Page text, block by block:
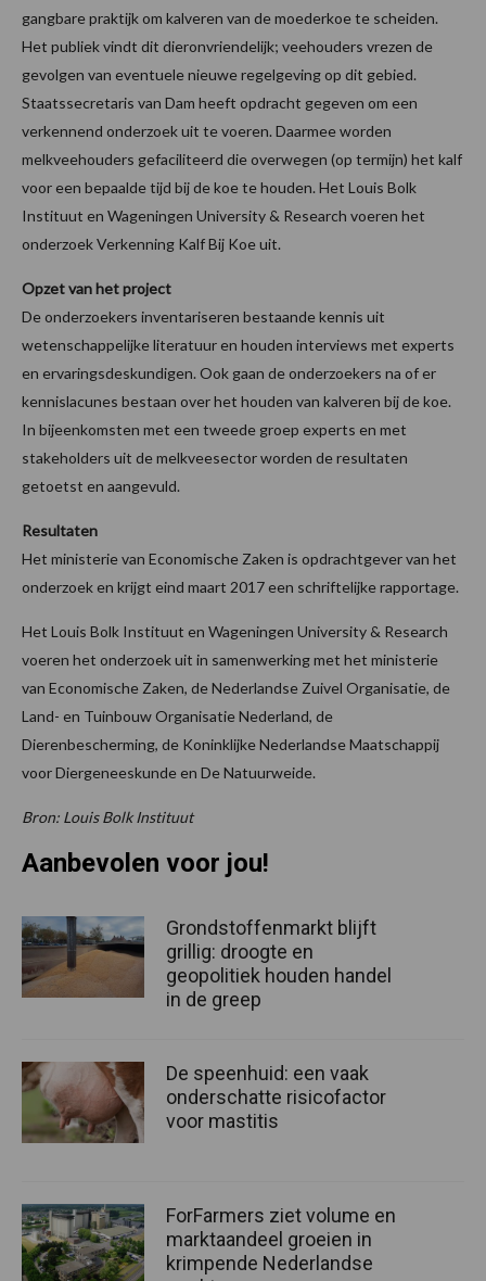
gangbare praktijk om kalveren van de moederkoe te scheiden.
Het publiek vindt dit dieronvriendelijk; veehouders vrezen de
gevolgen van eventuele nieuwe regelgeving op dit gebied.
Staatssecretaris van Dam heeft opdracht gegeven om een
verkennend onderzoek uit te voeren. Daarmee worden
melkveehouders gefaciliteerd die overwegen (op termijn) het kalf
voor een bepaalde tijd bij de koe te houden. Het Louis Bolk
Instituut en Wageningen University & Research voeren het
onderzoek Verkenning Kalf Bij Koe uit.
Opzet van het project
De onderzoekers inventariseren bestaande kennis uit
wetenschappelijke literatuur en houden interviews met experts
en ervaringsdeskundigen. Ook gaan de onderzoekers na of er
kennislacunes bestaan over het houden van kalveren bij de koe.
In bijeenkomsten met een tweede groep experts en met
stakeholders uit de melkveesector worden de resultaten
getoetst en aangevuld.
Resultaten
Het ministerie van Economische Zaken is opdrachtgever van het
onderzoek en krijgt eind maart 2017 een schriftelijke rapportage.
Het Louis Bolk Instituut en Wageningen University & Research
voeren het onderzoek uit in samenwerking met het ministerie
van Economische Zaken, de Nederlandse Zuivel Organisatie, de
Land- en Tuinbouw Organisatie Nederland, de
Dierenbescherming, de Koninklijke Nederlandse Maatschappij
voor Diergeneeskunde en De Natuurweide.
Bron: Louis Bolk Instituut
Aanbevolen voor jou!
Grondstoffenmarkt blijft
grillig: droogte en
geopolitiek houden handel
in de greep
De speenhuid: een vaak
onderschatte risicofactor
voor mastitis
ForFarmers ziet volume en
marktaandeel groeien in
krimpende Nederlandse